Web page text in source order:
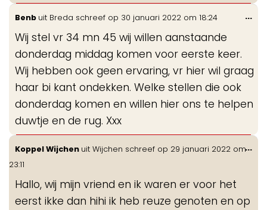
Benb uit Breda schreef op 30 januari 2022 om 18:24
Wij stel vr 34 mn 45 wij willen aanstaande
donderdag middag komen voor eerste keer.
Wij hebben ook geen ervaring, vr hier wil graag
haar bi kant ondekken. Welke stellen die ook
donderdag komen en willen hier ons te helpen
duwtje en de rug. Xxx
...
Koppel Wijchen uit Wijchen schreef op 29 januari 2022 om
23:11
Hallo, wij mijn vriend en ik waren er voor het
eerst ikke dan hihi ik heb reuze genoten en op
...